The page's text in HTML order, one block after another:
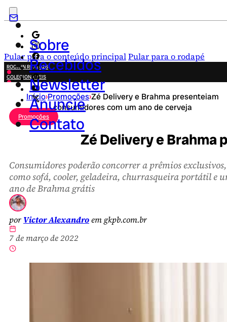
Pular para o conteúdo principalPular para o rodapé
Sobre
Recebidos
Newsletter
Anuncie
Contato
ROCK IN RIO 2026
COLECIONÁVEIS
FESTA JUNINA
NOVIDADES
CAMPANHAS CRIATIVAS
Início›Promoções›Zé Delivery e Brahma presenteiam
consumidores com um ano de cerveja
Promoções
Zé Delivery e Brahma
Consumidores poderão concorrer a prêmios exclusivos,
como sofá, cooler, geladeira, churrasqueira portátil e
ano de Brahma grátis
por Victor Alexandroem gkpb.com.br
7 de março de 2022